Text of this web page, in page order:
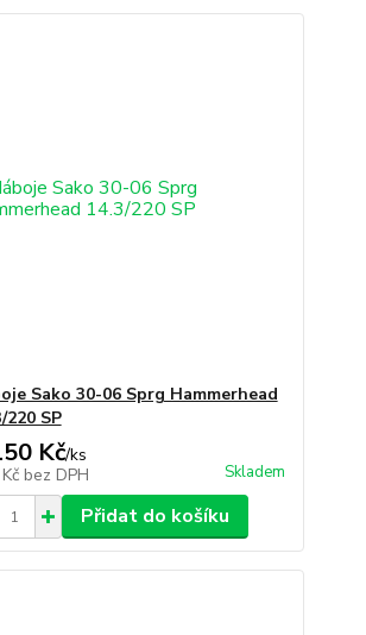
Sako 30-06 Sprg Hammerhead
220 SP
Kč/ks
bez DPH Skladem
Přidat do košíku